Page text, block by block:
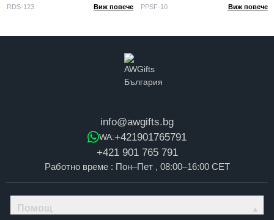
RDS-123 Виж повече PPSF-10 Виж повече
info@awgifts.bg
WA:+421901765791
+421 901 765 791
Работно време : Пон–Пет , 08:00–16:00 CET
Помощ